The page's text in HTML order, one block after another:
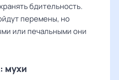
бдительность.
перемены, но
или печальными они
мухи